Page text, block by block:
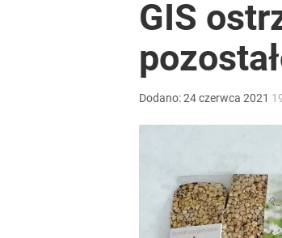
GIS
Dodano:24czerwca 2021